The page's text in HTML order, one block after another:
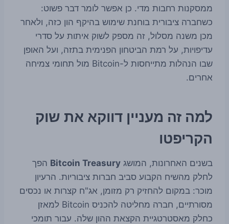
ממסקנות רחבות מדי. כן אפשר לומר דבר פשוט:
כשחברה ציבורית בוחנת שימוש בהיקף הון כזה, ולאחר
מכן משנה מסלול, זה מספק לשוק איתות על סדרי
עדיפויות, על רמת הביטחון הפנימית בתזה, ועל האופן
שבו הנהלות מתייחסות ל-Bitcoin מול תחומי צמיחה
אחרים.
למה זה מעניין דווקא את שוק
הקריפטו
בשנים האחרונות, המושג Bitcoin Treasury הפך
לחלק מהשיח הקבוע סביב חברות ציבוריות. הרעיון
מוכר: במקום להחזיק רק מזומן, אג"ח קצרות או נכסים
מסורתיים, חברה מחליטה להכניס Bitcoin למאזן
כחלק מאסטרטגיית הקצאת ההון שלה. עבור תומכי